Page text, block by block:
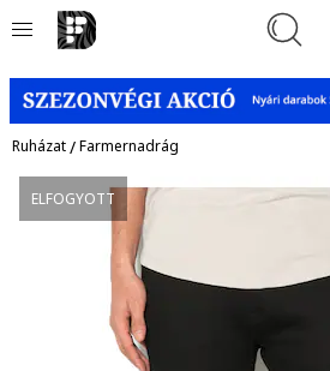
Ruházat/Farmernadrág
ELFOGYOTT